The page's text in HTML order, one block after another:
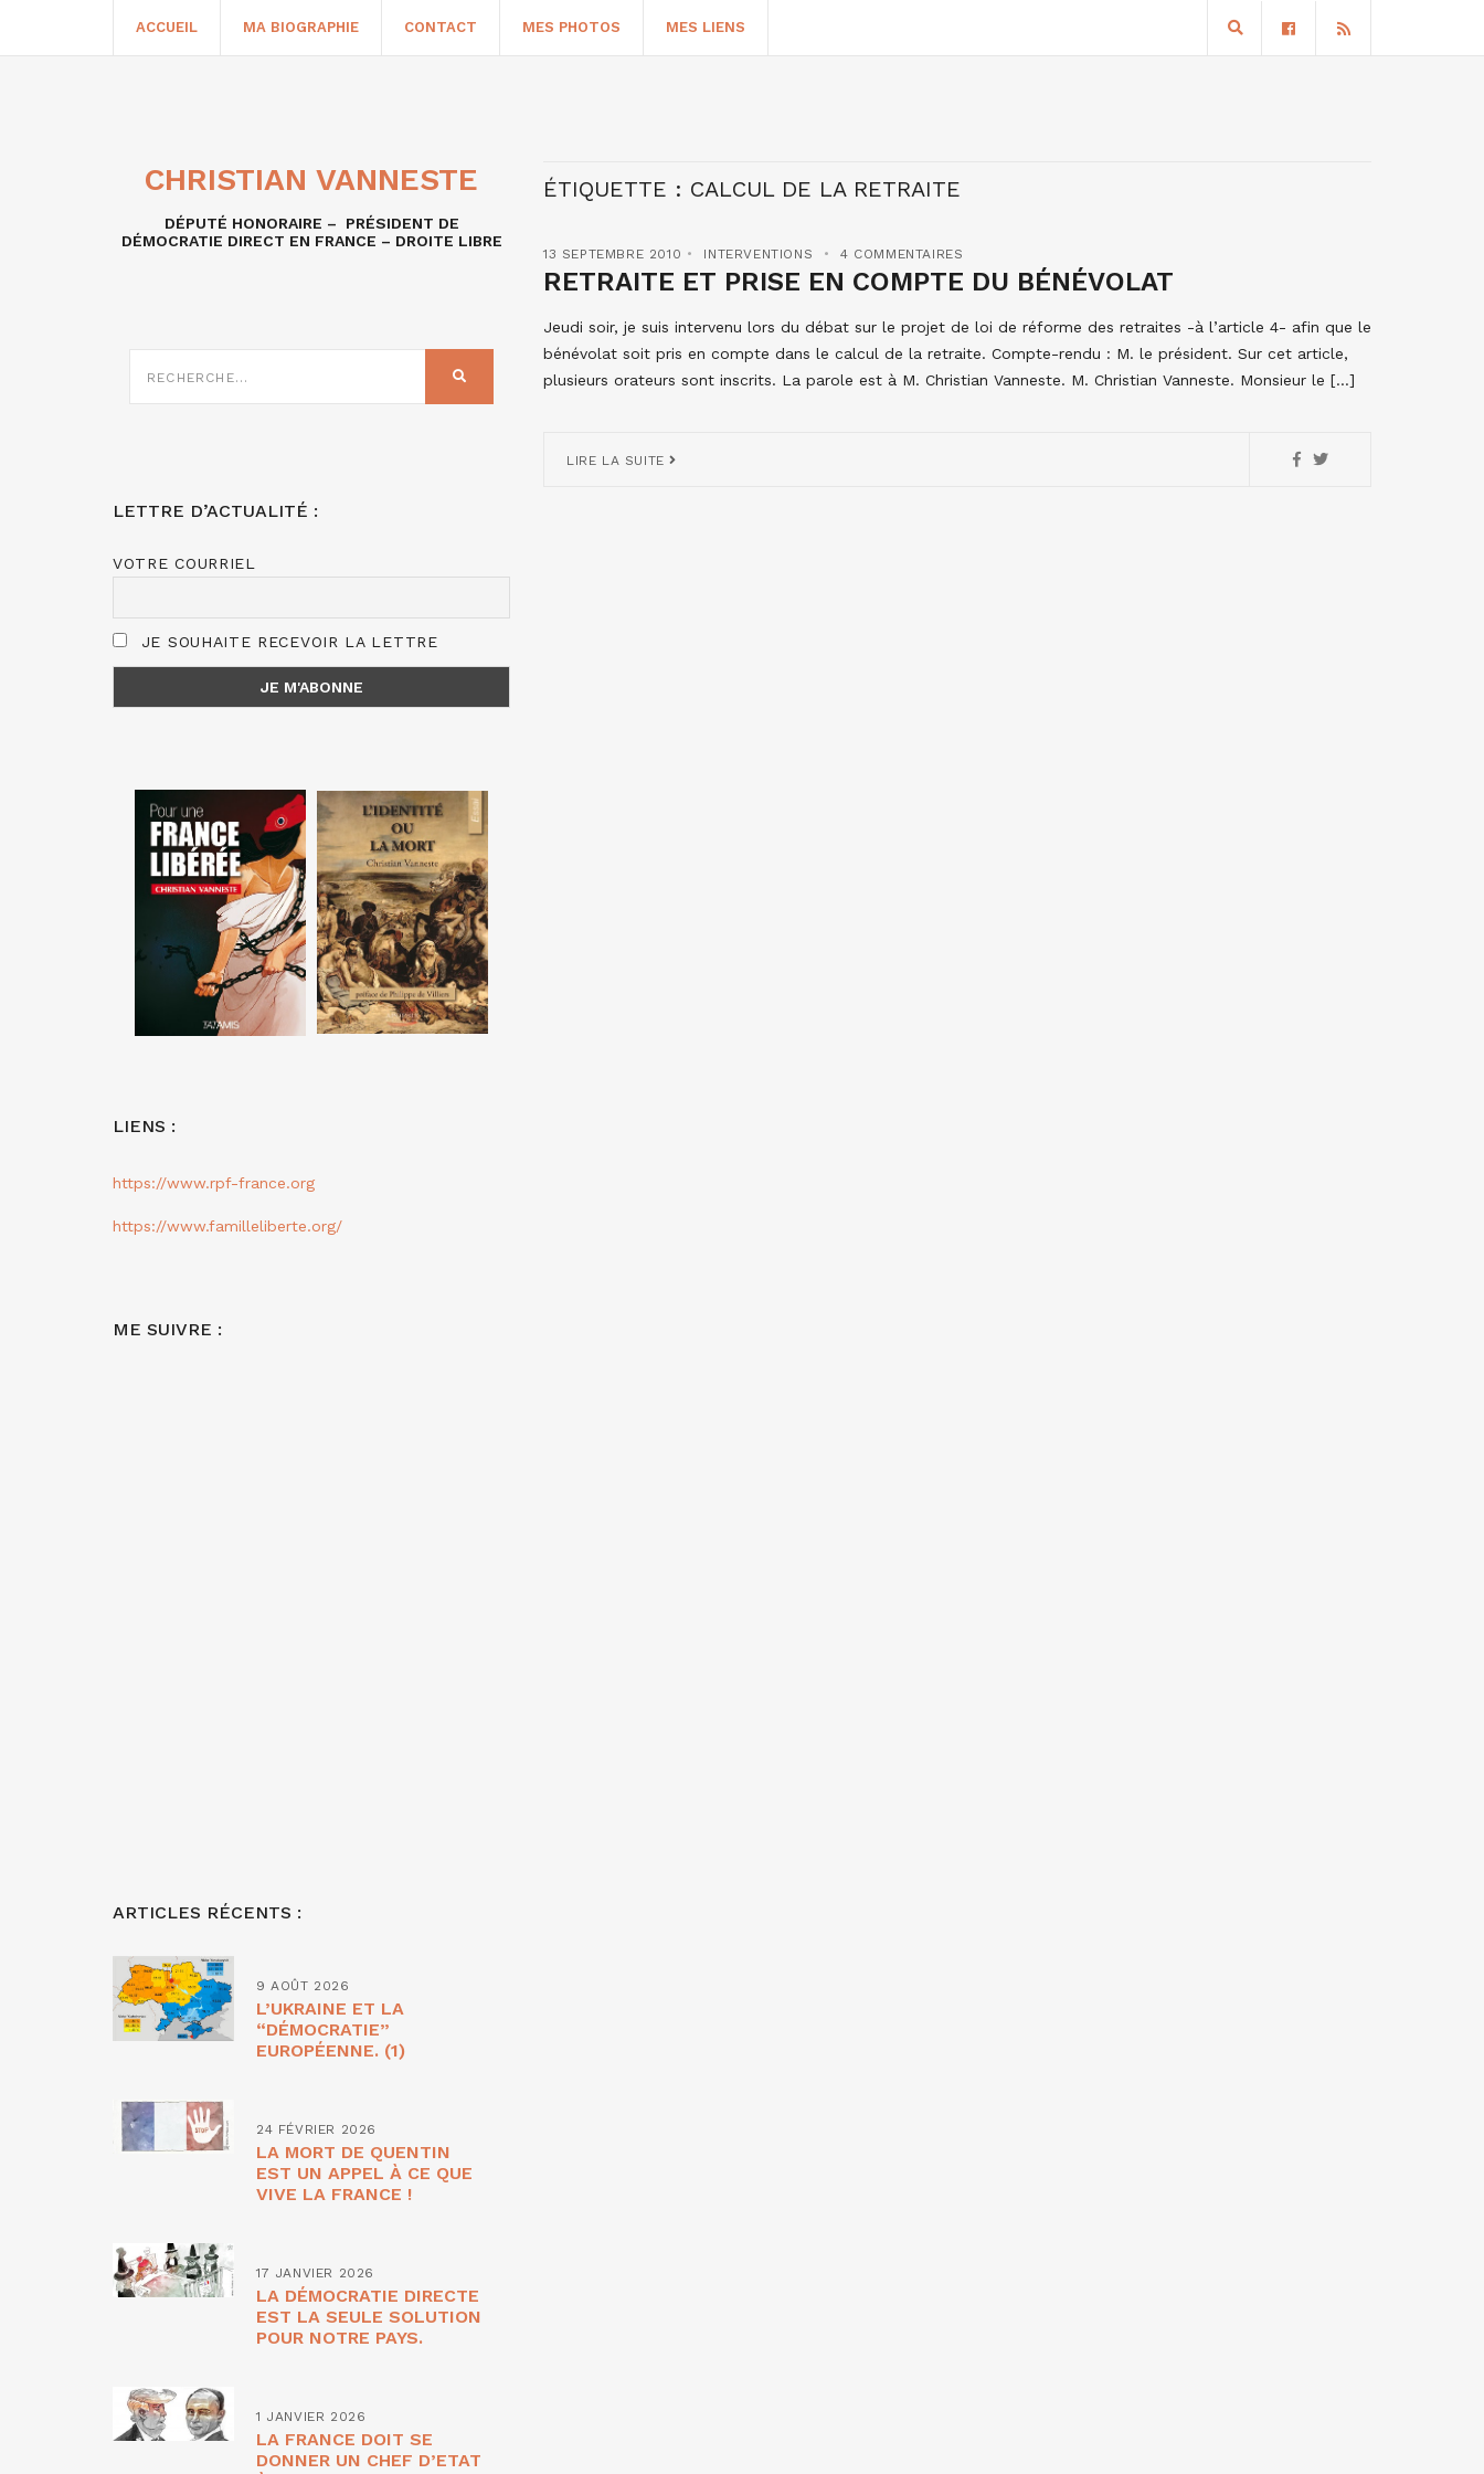
ACCUEIL MA BIOGRAPHIE CONTACT MES PHOTOS MES LIENS
ÉTIQUETTE : CALCUL DE LA RETRAITE
13 SEPTEMBRE 2010 INTERVENTIONS 4 COMMENTAIRES
RETRAITE ET PRISE EN COMPTE DU BÉNÉVOLAT
Jeudi soir, je suis intervenu lors du débat sur le projet de loi de réforme des retraites -à l’article 4- afin que le
bénévolat soit pris en compte dans le calcul de la retraite. Compte-rendu : M. le président. Sur cet article,
plusieurs orateurs sont inscrits. La parole est à M. Christian Vanneste. M. Christian Vanneste. Monsieur le […]
LIRE LA SUITE
CHRISTIAN VANNESTE
DÉPUTÉ HONORAIRE – PRÉSIDENT DE
DÉMOCRATIE DIRECT EN FRANCE – DROITE LIBRE
SUR
RECHERCHER
LETTRE D’ACTUALITÉ :
VOTRE COURRIEL
JE SOUHAITE RECEVOIR LA LETTRE
LIENS :
https://www.rpf-france.org
https://www.familleliberte.org/
ME SUIVRE :
ARTICLES RÉCENTS :
9 AOÛT 2026
L’UKRAINE ET LA
“DÉMOCRATIE”
EUROPÉENNE. (1)
24 FÉVRIER 2026
LA MORT DE QUENTIN
EST UN APPEL À CE QUE
VIVE LA FRANCE !
17 JANVIER 2026
LA DÉMOCRATIE DIRECTE
EST LA SEULE SOLUTION
POUR NOTRE PAYS.
1 JANVIER 2026
LA FRANCE DOIT SE
DONNER UN CHEF D’ETAT